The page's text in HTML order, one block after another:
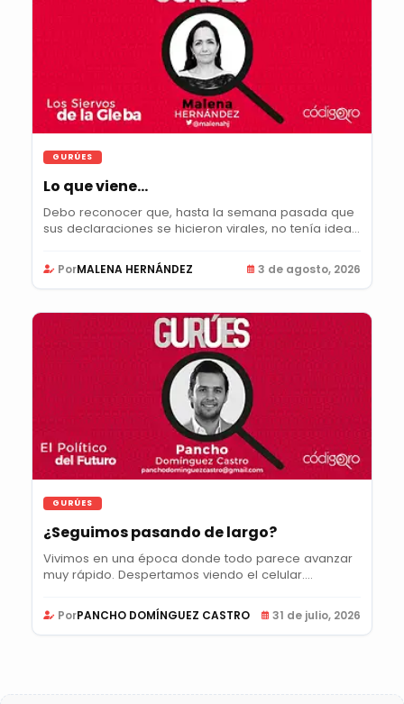
GURÚES
Lo que viene…
Debo reconocer que, hasta la semana pasada que
sus declaraciones se hicieron virales, no tenía idea...
PorMALENA HERNÁNDEZ 3 de agosto, 2026
GURÚES
¿Seguimos pasando de largo?
Vivimos en una época donde todo parece avanzar
muy rápido. Despertamos viendo el celular....
PorPANCHO DOMÍNGUEZ CASTRO 31 de julio, 2026